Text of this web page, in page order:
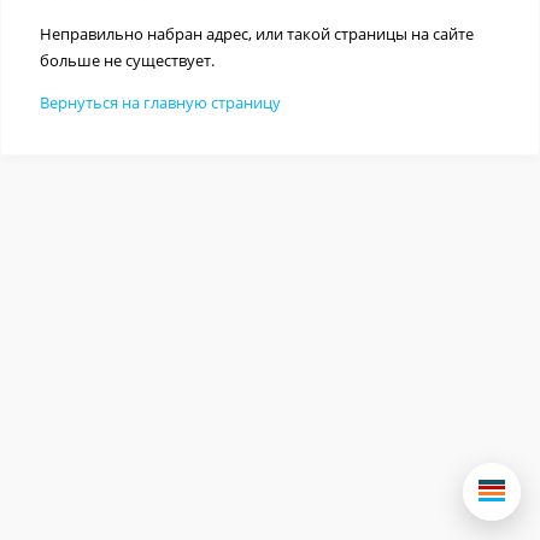
Неправильно набран адрес, или такой страницы на сайте
больше не существует.
Вернуться на главную страницу